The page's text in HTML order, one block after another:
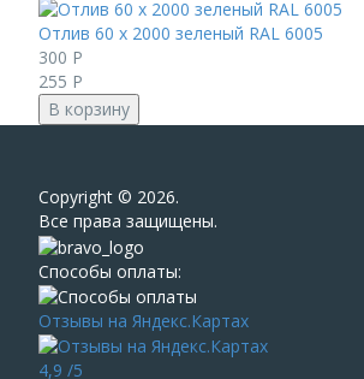
Отлив 60 х 2000 зеленый RAL 6005
300 Р
255 Р
В корзину
Сopyright © 2026.
Все права защищены.
Способы оплаты:
Отзывы на Яндекс.Картах
4,9 /5